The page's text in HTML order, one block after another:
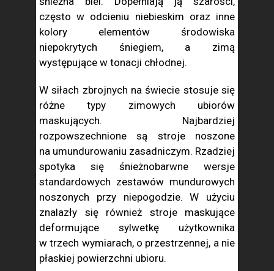
często w odcieniu niebieskim oraz inne
kolory elementów środowiska
niepokrytych śniegiem, a zimą
występujące w tonacji chłodnej.
W siłach zbrojnych na świecie stosuje się
różne typy zimowych ubiorów
maskujących. Najbardziej
rozpowszechnione są stroje noszone
na umundurowaniu zasadniczym. Rzadziej
spotyka się śnieżnobarwne wersje
standardowych zestawów mundurowych
noszonych przy niepogodzie. W użyciu
znalazły się również stroje maskujące
deformujące sylwetkę użytkownika
w trzech wymiarach, o przestrzennej, a nie
płaskiej powierzchni ubioru.